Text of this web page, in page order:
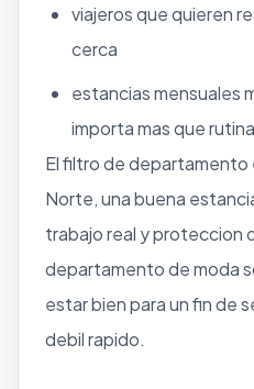
viajeros que quieren
cerca
estancias mensuales
importa mas que
El filtro de departamento
Norte, una buena
trabajo real y proteccion
departamento de moda
estar bien para un fin de
debil rapido.